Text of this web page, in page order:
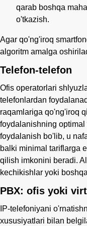
qarab boshqa
o'tkazish.
Agar qo'ng'iroq
algoritm amalga
Telefon-telefon
Ofis operatorlari
telefonlardan
raqamlariga qo'ng'iroq
foydalanishning
foydalanish bo'lib, u
balki minimal tariflarga
qilish imkonini beradi.
kechikishlar yoki
PBX: ofis yoki
IP-telefoniyani
xususiyatlari bilan